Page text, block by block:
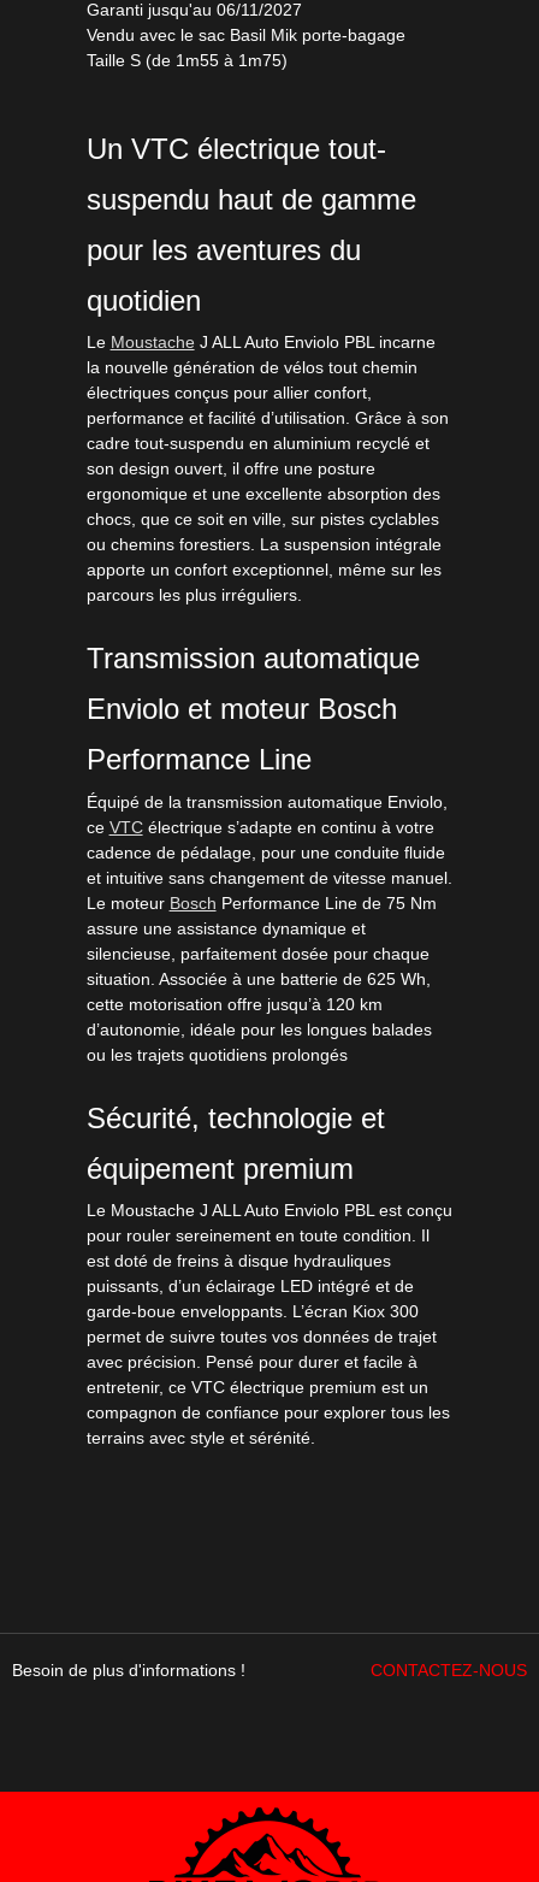
Garanti jusqu'au 06/11/2027
Vendu avec le sac Basil Mik porte-bagage
Taille S (de 1m55 à 1m75)
Un VTC électrique tout-
suspendu haut de gamme
pour les aventures du
quotidien
Le Moustache J ALL Auto Enviolo PBL incarne
la nouvelle génération de vélos tout chemin
électriques conçus pour allier confort,
performance et facilité d’utilisation. Grâce à son
cadre tout-suspendu en aluminium recyclé et
son design ouvert, il offre une posture
ergonomique et une excellente absorption des
chocs, que ce soit en ville, sur pistes cyclables
ou chemins forestiers. La suspension intégrale
apporte un confort exceptionnel, même sur les
parcours les plus irréguliers.
Transmission automatique
Enviolo et moteur Bosch
Performance Line
Équipé de la transmission automatique Enviolo,
ce VTCélectrique s’adapte en continu à votre
cadence de pédalage, pour une conduite fluide
et intuitive sans changement de vitesse manuel.
Le moteur Bosch Performance Line de 75 Nm
assure une assistance dynamique et
silencieuse, parfaitement dosée pour chaque
situation. Associée à une batterie de 625 Wh,
cette motorisation offre jusqu’à 120 km
d’autonomie, idéale pour les longues balades
ou les trajets quotidiens prolongés
Sécurité, technologie et
équipement premium
Le Moustache J ALL Auto Enviolo PBL est conçu
pour rouler sereinement en toute condition. Il
est doté de freins à disque hydrauliques
puissants, d’un éclairage LED intégré et de
garde-boue enveloppants. L’écran Kiox 300
permet de suivre toutes vos données de trajet
avec précision. Pensé pour durer et facile à
entretenir, ce VTC électrique premium est un
compagnon de confiance pour explorer tous les
terrains avec style et sérénité.
Besoin de plus d'informations ! CONTACTEZ-NOUS